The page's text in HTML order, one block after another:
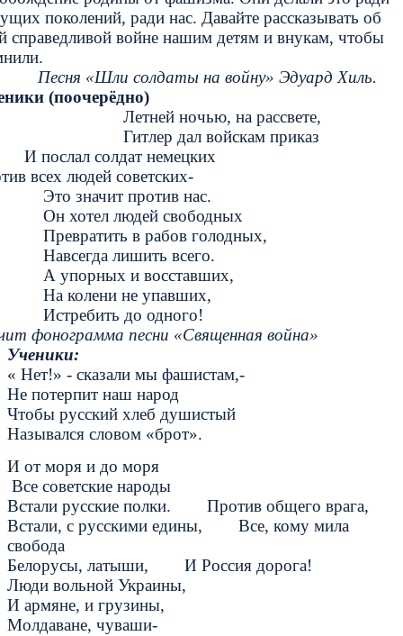
поколений, ради нас. Давайте рассказывать об
справедливой войне нашим детям и внукам, чтобы
«Шли солдаты на войну» Эдуард Хиль.
(поочерёдно)
ночью, на рассвете,
дал войскам приказ
солдат немецких
всех людей советских-
Это значит против нас.
Он хотел людей свободных
Превратить в рабов голодных,
Навсегда лишить всего.
А упорных и восставших,
На колени не упавших,
Истребить до одного!
фонограмма песни «Священная война»
Ученики:
« Нет!» - сказали мы фашистам,-
Не потерпит наш народ
Чтобы русский хлеб душистый
Назывался словом «брот».
И от моря и до моря
Все советские народы
Встали русские полки. Против общего врага,
Встали, с русскими едины, Все, кому мила
свобода
Белорусы, латыши, И Россия дорога!
Люди вольной Украины,
И армяне, и грузины,
Молдаване, чуваши-